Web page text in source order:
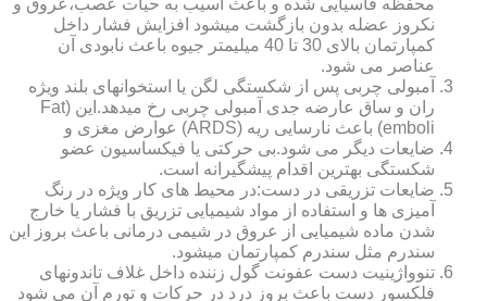
محفظه فاسیایی شده و باعث آسیب به حیات عصب،عروق و
نکروز عضله بدون بازگشت میشود افزایش فشار داخل
کمپارتمان بالای 30 تا 40 میلیمتر جیوه باعث نابودی آن
عناصر می شود.
آمبولی چربی پس از شکستگی لگن یا استخوانهای بلند ویژه
ران و ساق عارضه جدی آمبولی چربی رخ میدهد.این (Fat
emboli) باعث نارسایی ریه (ARDS) عوارض مغزی و
ضایعات دیگر می شود.بی حرکتی یا فیکساسیون عضو
شکستگی بهترین اقدام پیشگیرانه است.
ضایعات تزریقی در دست:در محیط های کار ویژه در رنگ
آمیزی ها و استفاده از مواد شیمیایی تزریق با فشار یا خارج
شدن ماده شیمیایی از عروق در شیمی درمانی باعث بروز این
سندرم مثل سندرم کمپارتمان میشود.
تنوواژینیت دست عفونت گول زننده داخل غلاف تاندونهای
فلکسور دست باعث بروز درد در حرکات و تورم آن می شود